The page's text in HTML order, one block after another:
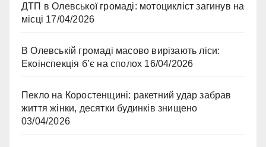
ДТП в Олевської громаді: мотоцикліст загинув на
місці 17/04/2026
В Олевській громаді масово вирізають ліси:
Екоінспекція б’є на сполох 16/04/2026
Пекло на Коростенщині: ракетний удар забрав
життя жінки, десятки будинків знищено
03/04/2026